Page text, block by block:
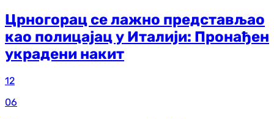
Црногорац се лажно представљао
као полицајац у Италији: Пронађен
украдени накит
12
06